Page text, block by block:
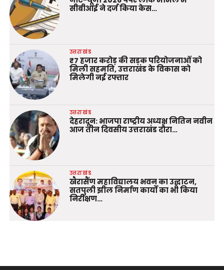
सीबीआई ने दर्ज किया केस…
उत्तराखंड
₹7 हजार करोड़ की सड़क परियोजनाओं को
मिली सहमति, उत्तराखंड के विकास को
मिलेगी नई रफ्तार
उत्तराखंड
देहरादून: भाजपा राष्ट्रीय अध्यक्ष नितिन नवीन
आज तीन दिवसीय उत्तराखंड दौरा…
उत्तराखंड
खैरासैंण महाविद्यालय भवन का उद्घाटन,
सतपुली झील निर्माण कार्यों का भी किया
निरीक्षण…